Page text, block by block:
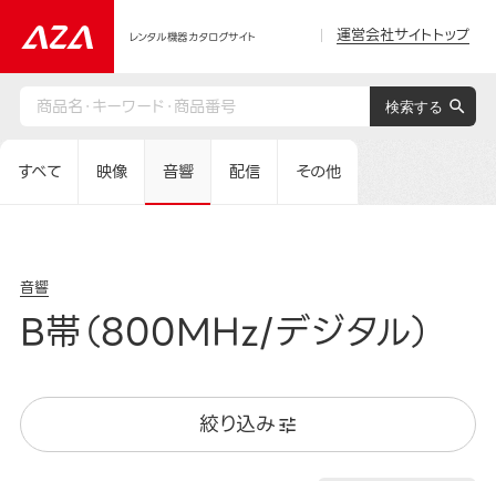
レンタル機器カタログサイト 運営会社サイトトップ
すべて 映像 音響 配信 その他
音響
B帯（800MHz/デジタル）
絞り込み